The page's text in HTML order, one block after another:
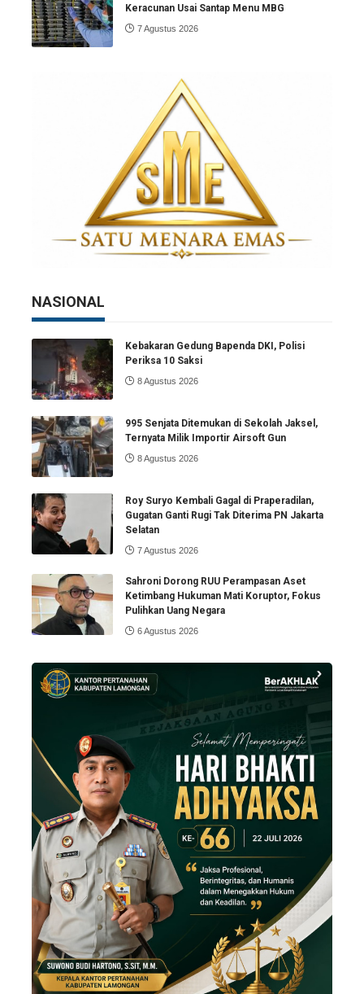
Keracunan Usai Santap Menu MBG
7 Agustus 2026
NASIONAL
Kebakaran Gedung Bapenda DKI, Polisi
Periksa 10 Saksi
8 Agustus 2026
995 Senjata Ditemukan di Sekolah Jaksel,
Ternyata Milik Importir Airsoft Gun
8 Agustus 2026
Roy Suryo Kembali Gagal di Praperadilan,
Gugatan Ganti Rugi Tak Diterima PN Jakarta
Selatan
7 Agustus 2026
Sahroni Dorong RUU Perampasan Aset
Ketimbang Hukuman Mati Koruptor, Fokus
Pulihkan Uang Negara
6 Agustus 2026